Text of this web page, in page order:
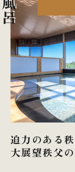
迫力のある
大展望秩父